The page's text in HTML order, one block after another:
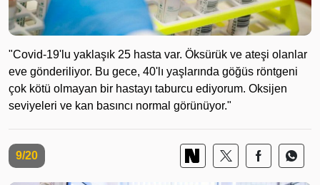
"Covid-19'lu yaklaşık 25 hasta var. Öksürük ve ateşi olanlar
eve gönderiliyor. Bu gece, 40'lı yaşlarında göğüs röntgeni
çok kötü olmayan bir hastayı taburcu ediyorum. Oksijen
seviyeleri ve kan basıncı normal görünüyor."
9/20